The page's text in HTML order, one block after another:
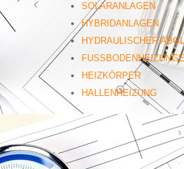
SOLARANLAGEN
HYBRIDANLAGEN
HYDRAULISCHER
HEIZKÖRPER
HALLENHEIZUNG